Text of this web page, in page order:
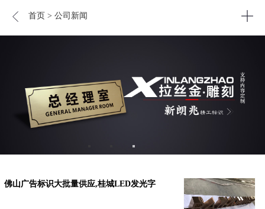
首页 > 公司新闻
佛山广告标识大批量供应,桂城LED发光字